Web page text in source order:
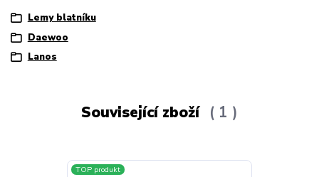
Lemy blatníku
Daewoo
Lanos
Související zboží 1
TOP produkt